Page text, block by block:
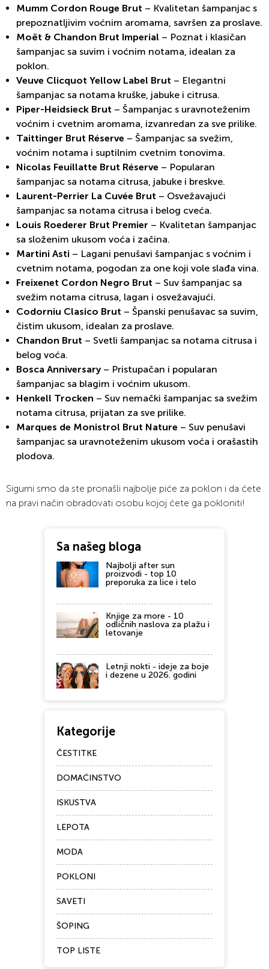
Mumm Cordon Rouge Brut – Kvalitetan šampanjac s
prepoznatljivim voćnim aromama, savršen za proslave.
Moët & Chandon Brut Imperial – Poznat i klasičan
šampanjac sa suvim i voćnim notama, idealan za
poklon.
Veuve Clicquot Yellow Label Brut – Elegantni
šampanjac sa notama kruške, jabuke i citrusa.
Piper-Heidsieck Brut – Šampanjac s uravnoteženim
voćnim i cvetnim aromama, izvanredan za sve prilike.
Taittinger Brut Réserve – Šampanjac sa svežim,
voćnim notama i suptilnim cvetnim tonovima.
Nicolas Feuillatte Brut Réserve – Popularan
šampanjac sa notama citrusa, jabuke i breskve.
Laurent-Perrier La Cuvée Brut – Osvežavajući
šampanjac sa notama citrusa i belog cveća.
Louis Roederer Brut Premier – Kvalitetan šampanjac
sa složenim ukusom voća i začina.
Martini Asti – Lagani penušavi šampanjac s voćnim i
cvetnim notama, pogodan za one koji vole slađa vina.
Freixenet Cordon Negro Brut – Suv šampanjac sa
svežim notama citrusa, lagan i osvežavajući.
Codorniu Clasico Brut – Španski penušavac sa suvim,
čistim ukusom, idealan za proslave.
Chandon Brut – Svetli šampanjac sa notama citrusa i
belog voća.
Bosca Anniversary– Pristupačan i popularan
šampanjac sa blagim i voćnim ukusom.
Henkell Trocken – Suv nemački šampanjac sa svežim
notama citrusa, prijatan za sve prilike.
Marques de Monistrol Brut Nature – Suv penušavi
šampanjac sa uravnoteženim ukusom voća i orašastih
plodova.
Sigurni smo da ste pronašli najbolje piće za poklon i da ćete
na pravi način obradovati osobu kojoj ćete ga pokloniti!
Sa našeg bloga
Najbolji after sun
proizvodi - top 10
preporuka za lice i telo
Knjige za more - 10
odličnih naslova za plažu i
letovanje
Letnji nokti - ideje za boje
i dezene u 2026. godini
Kategorije
ČESTITKE
DOMAĆINSTVO
ISKUSTVA
LEPOTA
MODA
POKLONI
SAVETI
ŠOPING
TOP LISTE